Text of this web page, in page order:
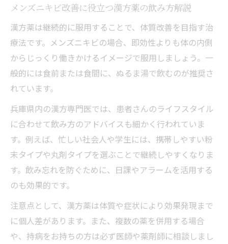
メンズニキビ改善に役立つ漢方薬の飲み方解説
漢方薬は継続的に服用することで、体質改善を目指す治
療法です。メンズニキビの場合、即効性よりも体の内側
からじっくり働きかけるイメージで服用しましょう。一
般的には食前または食間に、ぬるま湯で飲むのが推奨さ
れています。
兵庫県内の漢方専門医では、患者さんのライフスタイル
に合わせて飲み方のアドバイスも細かく行われていま
す。例えば、忙しい社会人や学生には、携帯しやすい粉
末タイプや丸剤タイプを選ぶことで継続しやすくなりま
す。飲み忘れを防ぐために、日課やアラームを活用する
のも効果的です。
注意点として、漢方薬は体質や症状により効果発現まで
に個人差があります。また、複数の薬を併用する場合
や、持病をお持ちの方は必ず医師や薬剤師に相談しまし